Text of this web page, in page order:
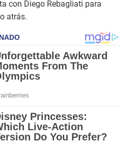
con Diego Rebagliati para
atrás.